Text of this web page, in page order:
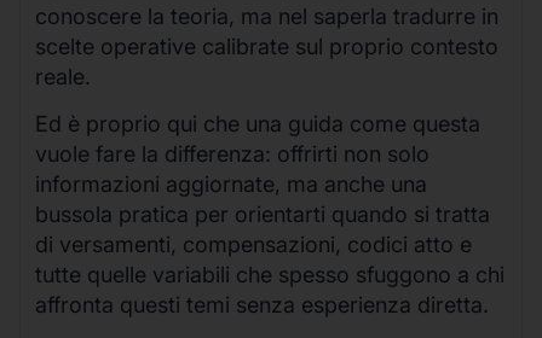
conoscere la teoria, ma nel saperla tradurre in
scelte operative calibrate sul proprio contesto
reale.
Ed è proprio qui che una guida come questa
vuole fare la differenza: offrirti non solo
informazioni aggiornate, ma anche una
bussola pratica per orientarti quando si tratta
di versamenti, compensazioni, codici atto e
tutte quelle variabili che spesso sfuggono a chi
affronta questi temi senza esperienza diretta.